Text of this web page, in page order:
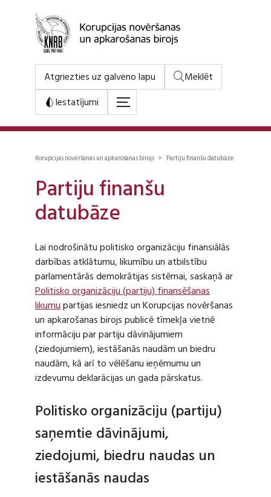
Atgriezties uz galveno lapu
Meklēt
Iestatījumi
Korupcijas novēršanas un apkarošanas birojs > Partiju finanšu datubāze
Partiju finanšu
datubāze
Lai nodrošinātu politisko organizāciju finansiālās
darbības atklātumu, likumību un atbilstību
parlamentārās demokrātijas sistēmai, saskaņā ar
Politisko organizāciju (partiju) finansēšanas
likumupartijas iesniedz un Korupcijas novēršanas
un apkarošanas birojs publicē tīmekļa vietnē
informāciju par partiju dāvinājumiem
(ziedojumiem), iestāšanās naudām un biedru
naudām, kā arī to vēlēšanu ieņēmumu un
izdevumu deklarācijas un gada pārskatus.
Politisko organizāciju (partiju)
saņemtie dāvinājumi,
ziedojumi, biedru naudas un
iestāšanās naudas